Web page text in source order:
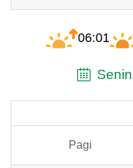
06:01
Pagi